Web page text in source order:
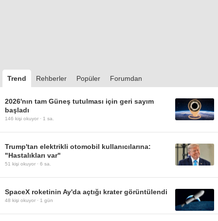
Trend Rehberler Popüler Forumdan
2026'nın tam Güneş tutulması için geri sayım
başladı
146 kişi okuyor · 1 sa.
Trump'tan elektrikli otomobil kullanıcılarına:
"Hastalıkları var"
51 kişi okuyor · 6 sa.
SpaceX roketinin Ay'da açtığı krater görüntülendi
48 kişi okuyor · 1 gün